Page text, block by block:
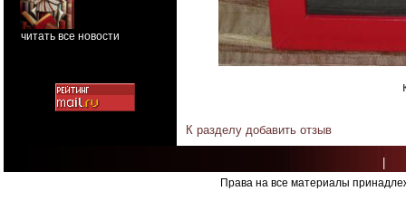
читать все новости
К разделу добавить отзыв
Права на все материалы